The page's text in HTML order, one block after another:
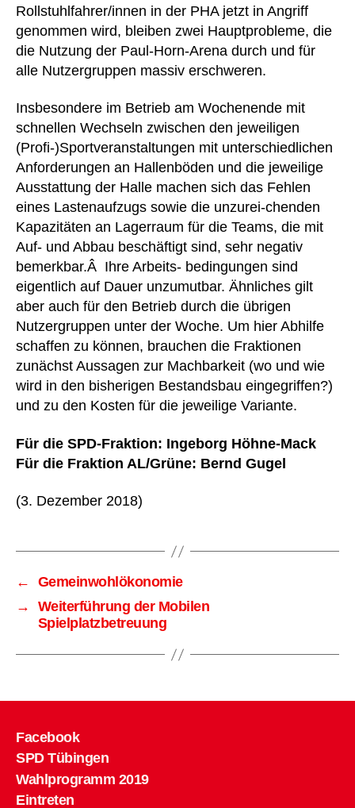
Rollstuhlfahrer/innen in der PHA jetzt in Angriff
genommen wird, bleiben zwei Hauptprobleme, die
die Nutzung der Paul-Horn-Arena durch und für
alle Nutzergruppen massiv erschweren.
Insbesondere im Betrieb am Wochenende mit
schnellen Wechseln zwischen den jeweiligen
(Profi-)Sportveranstaltungen mit unterschiedlichen
Anforderungen an Hallenböden und die jeweilige
Ausstattung der Halle machen sich das Fehlen
eines Lastenaufzugs sowie die unzurei-chenden
Kapazitäten an Lagerraum für die Teams, die mit
Auf- und Abbau beschäftigt sind, sehr negativ
bemerkbar.Â Ihre Arbeits- bedingungen sind
eigentlich auf Dauer unzumutbar. Ähnliches gilt
aber auch für den Betrieb durch die übrigen
Nutzergruppen unter der Woche. Um hier Abhilfe
schaffen zu können, brauchen die Fraktionen
zunächst Aussagen zur Machbarkeit (wo und wie
wird in den bisherigen Bestandsbau eingegriffen?)
und zu den Kosten für die jeweilige Variante.
Für die SPD-Fraktion: Ingeborg Höhne-Mack
Für die Fraktion AL/Grüne: Bernd Gugel
(3. Dezember 2018)
←
Gemeinwohlökonomie
→
Weiterführung der Mobilen
Spielplatzbetreuung
Facebook
SPD Tübingen
Wahlprogramm 2019
Eintreten